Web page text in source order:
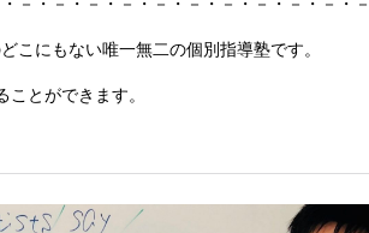
こにもない唯一無二の個別指導塾です。
とができます。